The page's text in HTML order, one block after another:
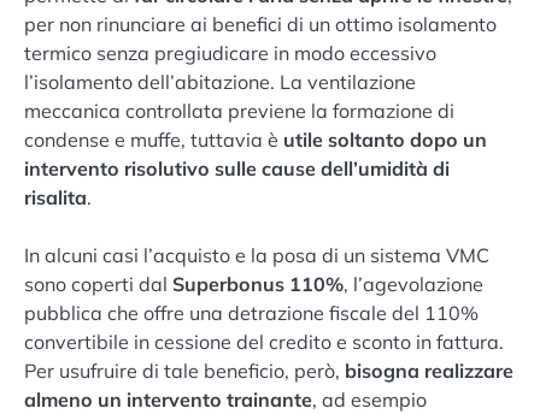
per non rinunciare ai benefici di un ottimo isolamento
termico senza pregiudicare in modo eccessivo
l’isolamento dell’abitazione. La ventilazione
meccanica controllata previene la formazione di
condense e muffe, tuttavia è utile soltanto dopo un
intervento risolutivo sulle cause dell’umidità di
risalita.
In alcuni casi l’acquisto e la posa di un sistema VMC
sono coperti dal Superbonus 110%, l’agevolazione
pubblica che offre una detrazione fiscale del 110%
convertibile in cessione del credito e sconto in fattura.
Per usufruire di tale beneficio, però, bisogna realizzare
almeno un intervento trainante, ad esempio